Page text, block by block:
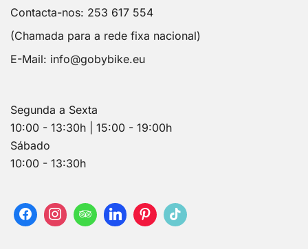
Contacta-nos: 253 617 554
(Chamada para a rede fixa nacional)
E-Mail: info@gobybike.eu
Segunda a Sexta
10:00 - 13:30h | 15:00 - 19:00h
Sábado
10:00 - 13:30h